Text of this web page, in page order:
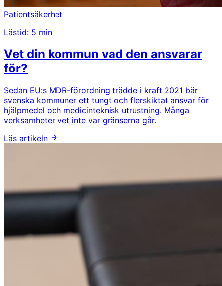
Patientsäkerhet
Lästid: 5 min
Vet din kommun vad den ansvarar
för?
Sedan EU:s MDR-förordning trädde i kraft 2021 bär
svenska kommuner ett tungt och flerskiktat ansvar för
hjälpmedel och medicinteknisk utrustning. Många
verksamheter vet inte var gränserna går.
Läs artikeln